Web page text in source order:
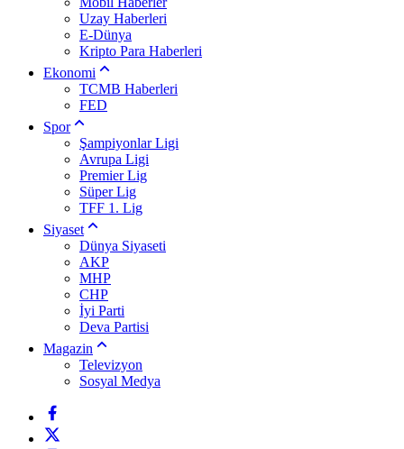
Uzay Haberleri
E-Dünya
Kripto Para Haberleri
Ekonomi
TCMB Haberleri
FED
Spor
Şampiyonlar Ligi
Avrupa Ligi
Premier Lig
Süper Lig
TFF 1. Lig
Siyaset
Dünya Siyaseti
AKP
MHP
CHP
İyi Parti
Deva Partisi
Magazin
Televizyon
Sosyal Medya